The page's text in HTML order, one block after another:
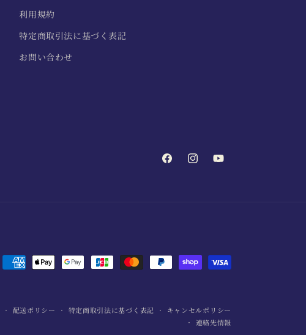
利用規約
特定商取引法に基づく表記
お問い合わせ
FacebookInstagramYouTube
法
配送ポリシー 特定商取引法に基づく表記
キャンセルポリシー
連絡先情報